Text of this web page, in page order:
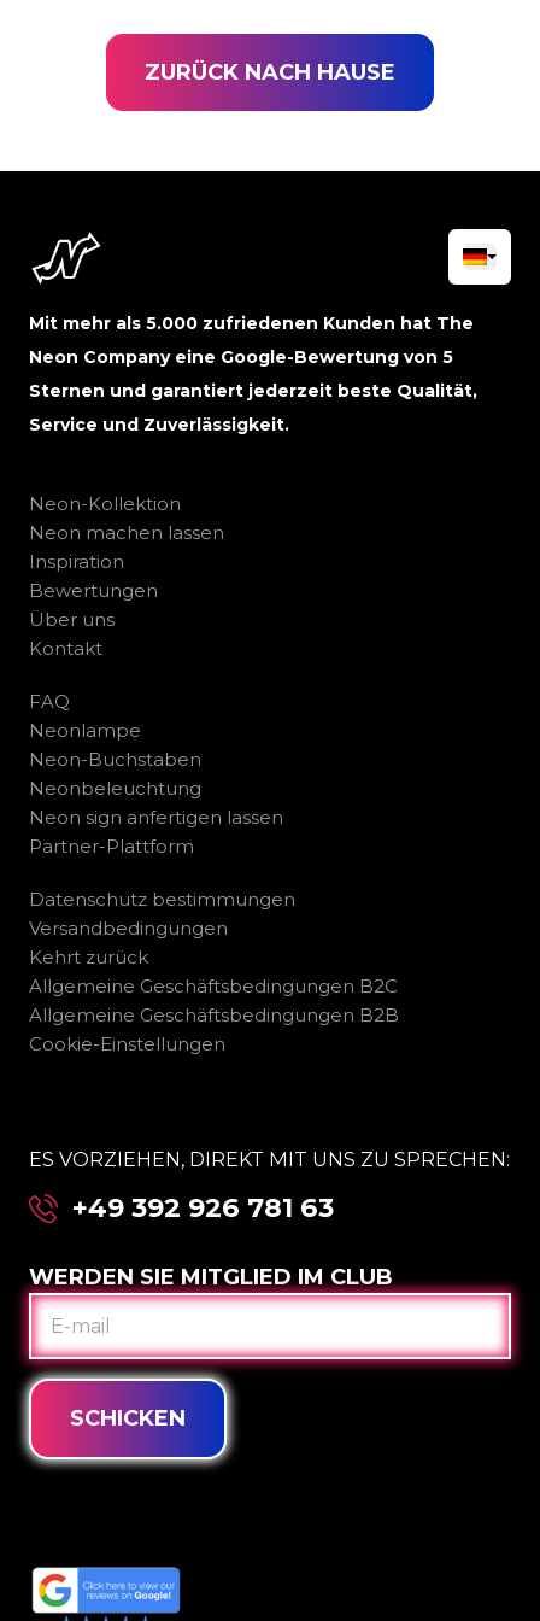
ZURÜCK NACH HAUSE
Mit mehr als 5.000 zufriedenen Kunden hat The
Neon Company eine Google-Bewertung von 5
Sternen und garantiert jederzeit beste Qualität,
Service und Zuverlässigkeit.
Neon-Kollektion
Neon machen lassen
Inspiration
Bewertungen
Über uns
Kontakt
FAQ
Neonlampe
Neon-Buchstaben
Neonbeleuchtung
Neon sign anfertigen lassen
Partner-Plattform
Datenschutz bestimmungen
Versandbedingungen
Kehrt zurück
Allgemeine Geschäftsbedingungen B2C
Allgemeine Geschäftsbedingungen B2B
Cookie-Einstellungen
ES VORZIEHEN, DIREKT MIT UNS ZU SPRECHEN:
+49 392 926 781 63
WERDEN SIE MITGLIED IM CLUB
E-
MAIL
SCHICKEN